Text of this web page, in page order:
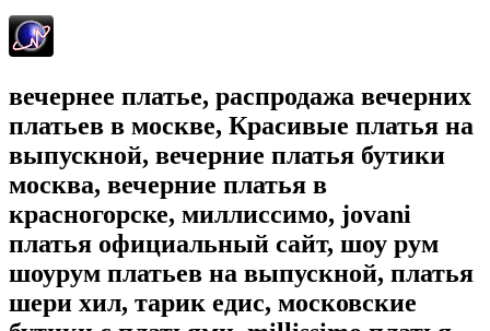
вечернее платье, распродажа вечерних
платьев в москве, Красивые платья на
выпускной, вечерние платья бутики
москва, вечерние платья в
красногорске, миллиссимо, jovani
платья официальный сайт, шоу рум
шоурум платьев на выпускной, платья
шери хил, тарик едис, московские